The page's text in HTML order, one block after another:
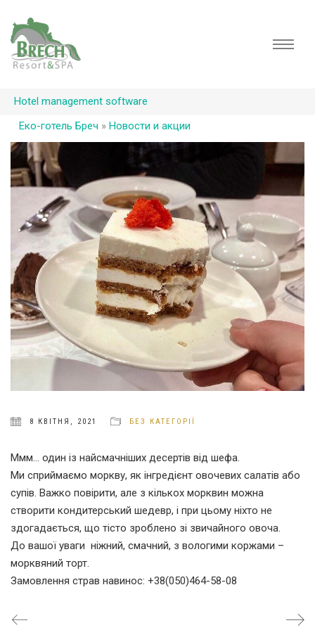
Hotel management software
Еко-готель Бреч » Новости и акции
8 КВІТНЯ, 2021 БЕЗ КАТЕГОРІЇ
Ммм… один із найсмачніших десертів від шефа.
Ми сприймаємо моркву, як інгредієнт овочевих салатів або
супів. Важко повірити, але з кількох морквин можна
створити кондитерський шедевр, і при цьому ніхто не
здогадається, що тісто зроблено зі звичайного овоча.
До вашої уваги ніжний, смачний, з вологими коржами –
морквяний торт.
Замовлення страв навинос: +38(050)464-58-08